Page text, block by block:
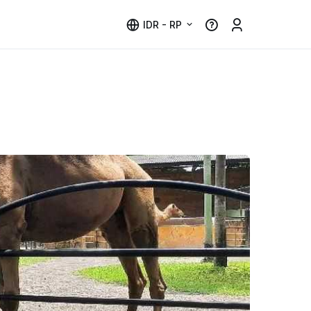
IDR - RP